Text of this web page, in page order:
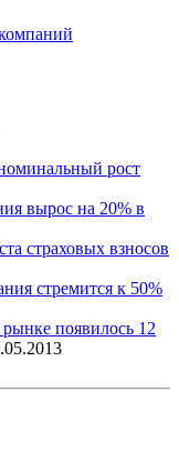
рост
вырос на 20% в
страховых взносов
стремится к 50%
появилось 12